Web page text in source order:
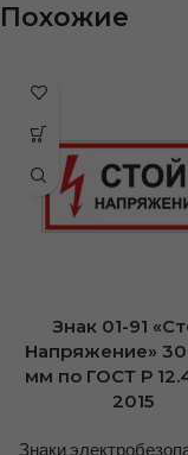
Похожие
Знак 01-91
Напряжение»
мм по ГОСТ Р
2015
Знаки